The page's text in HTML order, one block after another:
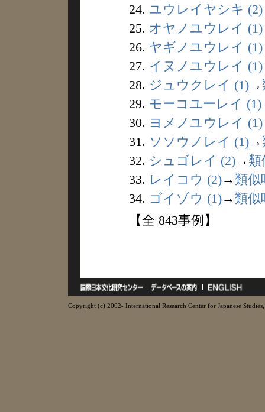
24. ユウレイヤシキ (2)
25. オヤノユウレイ (1)
26. ヤギノユウレイ (1)
27. イヌノユウレイ (1)
28. ジュウクレイ (1)→
29. モーコユーレイ (1)
30. ヨメノユウレイ (1)
31. ソソウノレイ (1)→
32. シュゴレイ (2)→ 類
33. レイコウ (2)→ 類似
34. ゴイゾウ (1)→ 類似
【全 843事例】
Copyright (c) 2002- International Research Center for Japanese